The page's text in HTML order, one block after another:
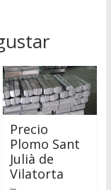
Precio
Plomo Sant
Julià de
Vilatorta